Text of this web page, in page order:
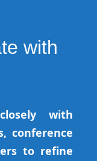
with
with
conference
to refine